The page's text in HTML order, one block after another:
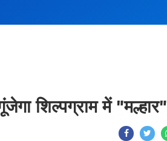
शिल्पग्राम में "मल्हार"